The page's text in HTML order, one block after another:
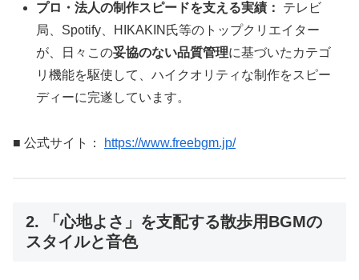
プロ・法人の制作スピードを支える実績：
テレビ
局、Spotify、HIKAKIN氏等のトップクリエイター
が、日々この妥協のない品質管理に基づいたカテゴ
リ機能を駆使して、ハイクオリティな制作をスピー
ディーに完遂しています。
■ 公式サイト： https://www.freebgm.jp/
2. 「心地よさ」を支配する散歩用BGMの
スタイルと音色